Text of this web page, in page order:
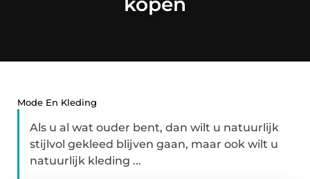
Mode En Kleding
Als u al wat ouder bent, dan wilt u natuurlijk
stijlvol gekleed blijven gaan, maar ook wilt u
natuurlijk kleding ...